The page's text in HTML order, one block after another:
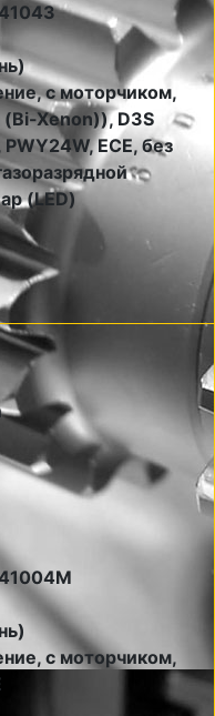
с моторчиком,
Xenon)), D3S
ECE, без
(LED)
с моторчиком,